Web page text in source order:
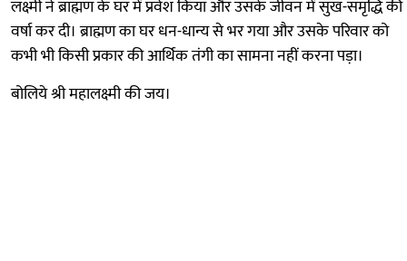
लक्ष्मी ने ब्राह्मण के घर में प्रवेश किया और उसके जीवन में सुख-समृद्धि की
वर्षा कर दी। ब्राह्मण का घर धन-धान्य से भर गया और उसके परिवार को
कभी भी किसी प्रकार की आर्थिक तंगी का सामना नहीं करना पड़ा।
बोलिये श्री महालक्ष्मी की जय।